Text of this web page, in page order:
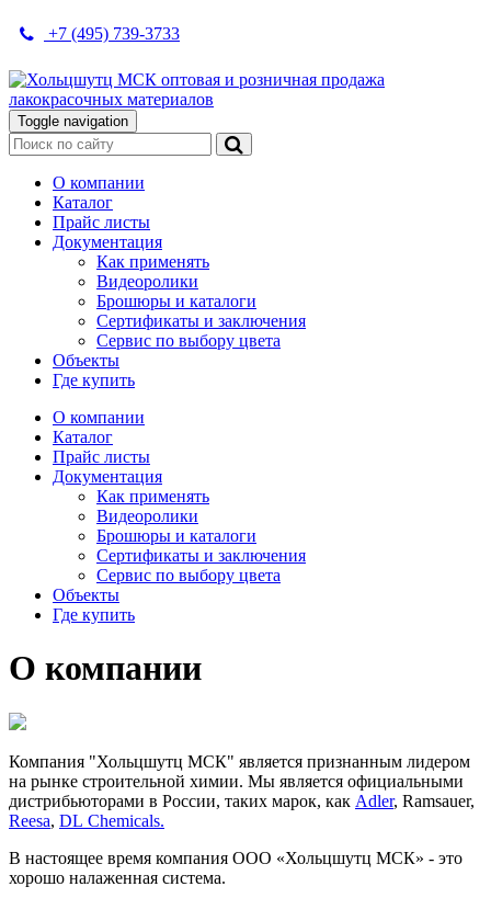
+7 (495) 739-3733
Toggle navigation
О компании
Каталог
Прайс листы
Документация
Как применять
Видеоролики
Брошюры и каталоги
Сертификаты и заключения
Сервис по выбору цвета
Объекты
Где купить
О компании
Каталог
Прайс листы
Документация
Как применять
Видеоролики
Брошюры и каталоги
Сертификаты и заключения
Сервис по выбору цвета
Объекты
Где купить
О компании
Компания "Хольцшутц МСК" является признанным лидером
на рынке строительной химии. Мы является официальными
дистрибьюторами в России, таких марок, как Adler, Ramsauer,
Reesa, DL Chemicals.
В настоящее время компания ООО «Хольцшутц МСК» - это
хорошо налаженная система.